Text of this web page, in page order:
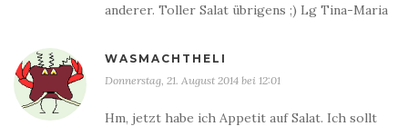
anderer. Toller Salat übrigens ;) Lg Tina-Maria
WASMACHTHELI
Donnerstag, 21. August 2014 bei 12:01
Hm, jetzt habe ich Appetit auf Salat. Ich sollt